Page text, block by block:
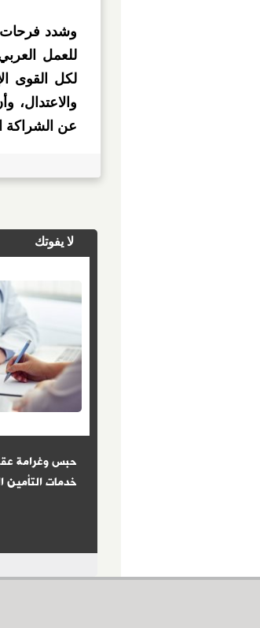
وشدد فرحات
للعمل
لكل القوى
والاعتدال،
عن الشراكة
لا يفوتك
حبس وغرامة
خدمات